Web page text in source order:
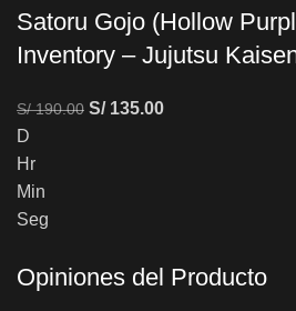
Satoru Gojo (Hollow
Inventory – Jujutsu
S/190.00 S/135.00
D
Hr
Min
Seg
Opiniones del Producto